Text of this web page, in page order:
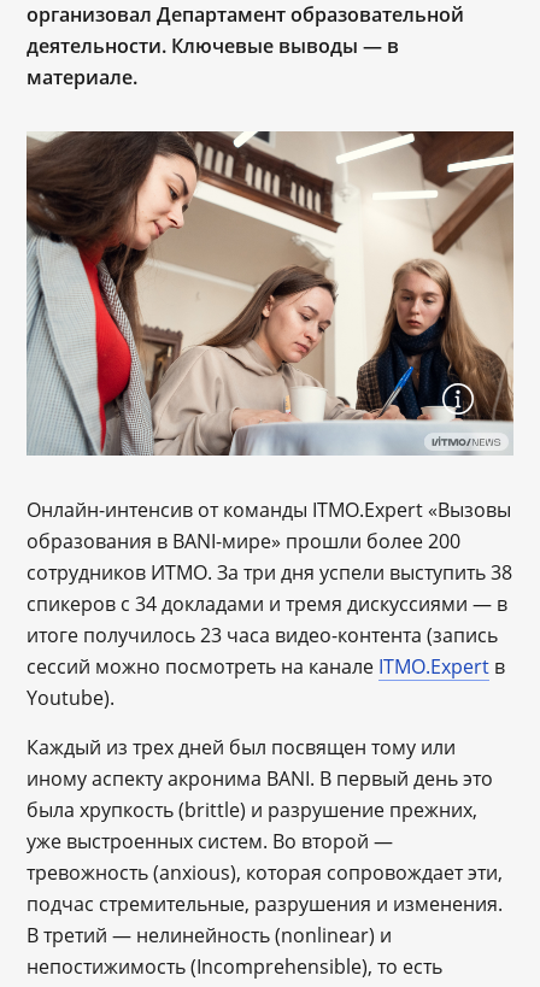
организовал Департамент образовательной
деятельности. Ключевые выводы ― в
материале.
Онлайн-интенсив от команды ITMO.Expert «Вызовы
образования в BANI-мире» прошли более 200
сотрудников ИТМО. За три дня успели выступить 38
спикеров с 34 докладами и тремя дискуссиями — в
итоге получилось 23 часа видео-контента (запись
сессий можно посмотреть на канале ITMO.Expert в
Youtube).
Каждый из трех дней был посвящен тому или
иному аспекту акронима BANI. В первый день это
была хрупкость (brittle) и разрушение прежних,
уже выстроенных систем. Во второй —
тревожность (anxious), которая сопровождает эти,
подчас стремительные, разрушения и изменения.
В третий — нелинейность (nonlinear) и
непостижимость (Incomprehensible), то есть